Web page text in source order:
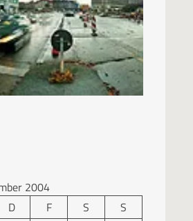
2004
D F S
S